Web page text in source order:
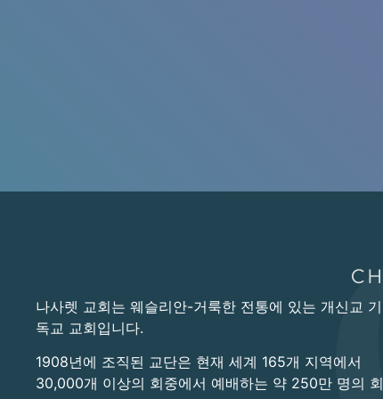
나사렛 교회는 웨슬리안-거룩한 전통에 있는 개신교 기
독교 교회입니다.
1908년에 조직된 교단은 현재 세계 165개 지역에서
30,000개 이상의 회중에서 예배하는 약 250만 명의 회